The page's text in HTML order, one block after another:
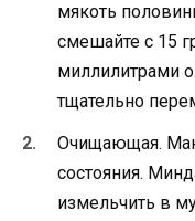
мякоть
смешайте с 15
миллилитрами
тщательно
Очищающая.
состояния.
измельчить в